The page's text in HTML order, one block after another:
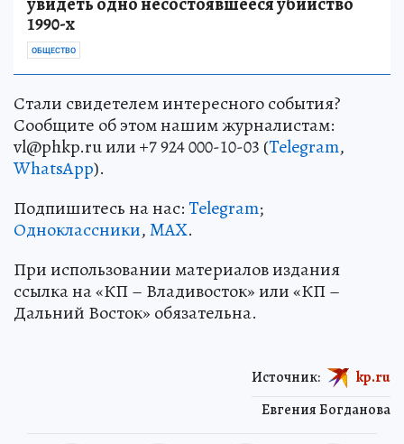
1990-х
ОБЩЕСТВО
Стали свидетелем интересного события?
Сообщите об этом нашим журналистам:
vl@phkp.ru или +7 924 000-10-03 (Telegram,
WhatsApp).
Подпишитесь на нас:Telegram;
Одноклассники,MAX.
При использовании материалов издания
ссылка на «КП – Владивосток» или «КП –
Дальний Восток» обязательна.
Евгения Богданова
Источник: kp.ru